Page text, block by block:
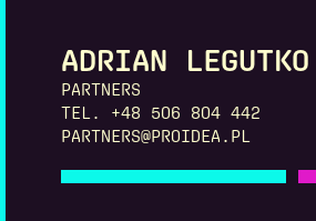
ADRIAN LEGUTKO
PARTNERS
TEL. +48 506 804 442
PARTNERS@PROIDEA.PL